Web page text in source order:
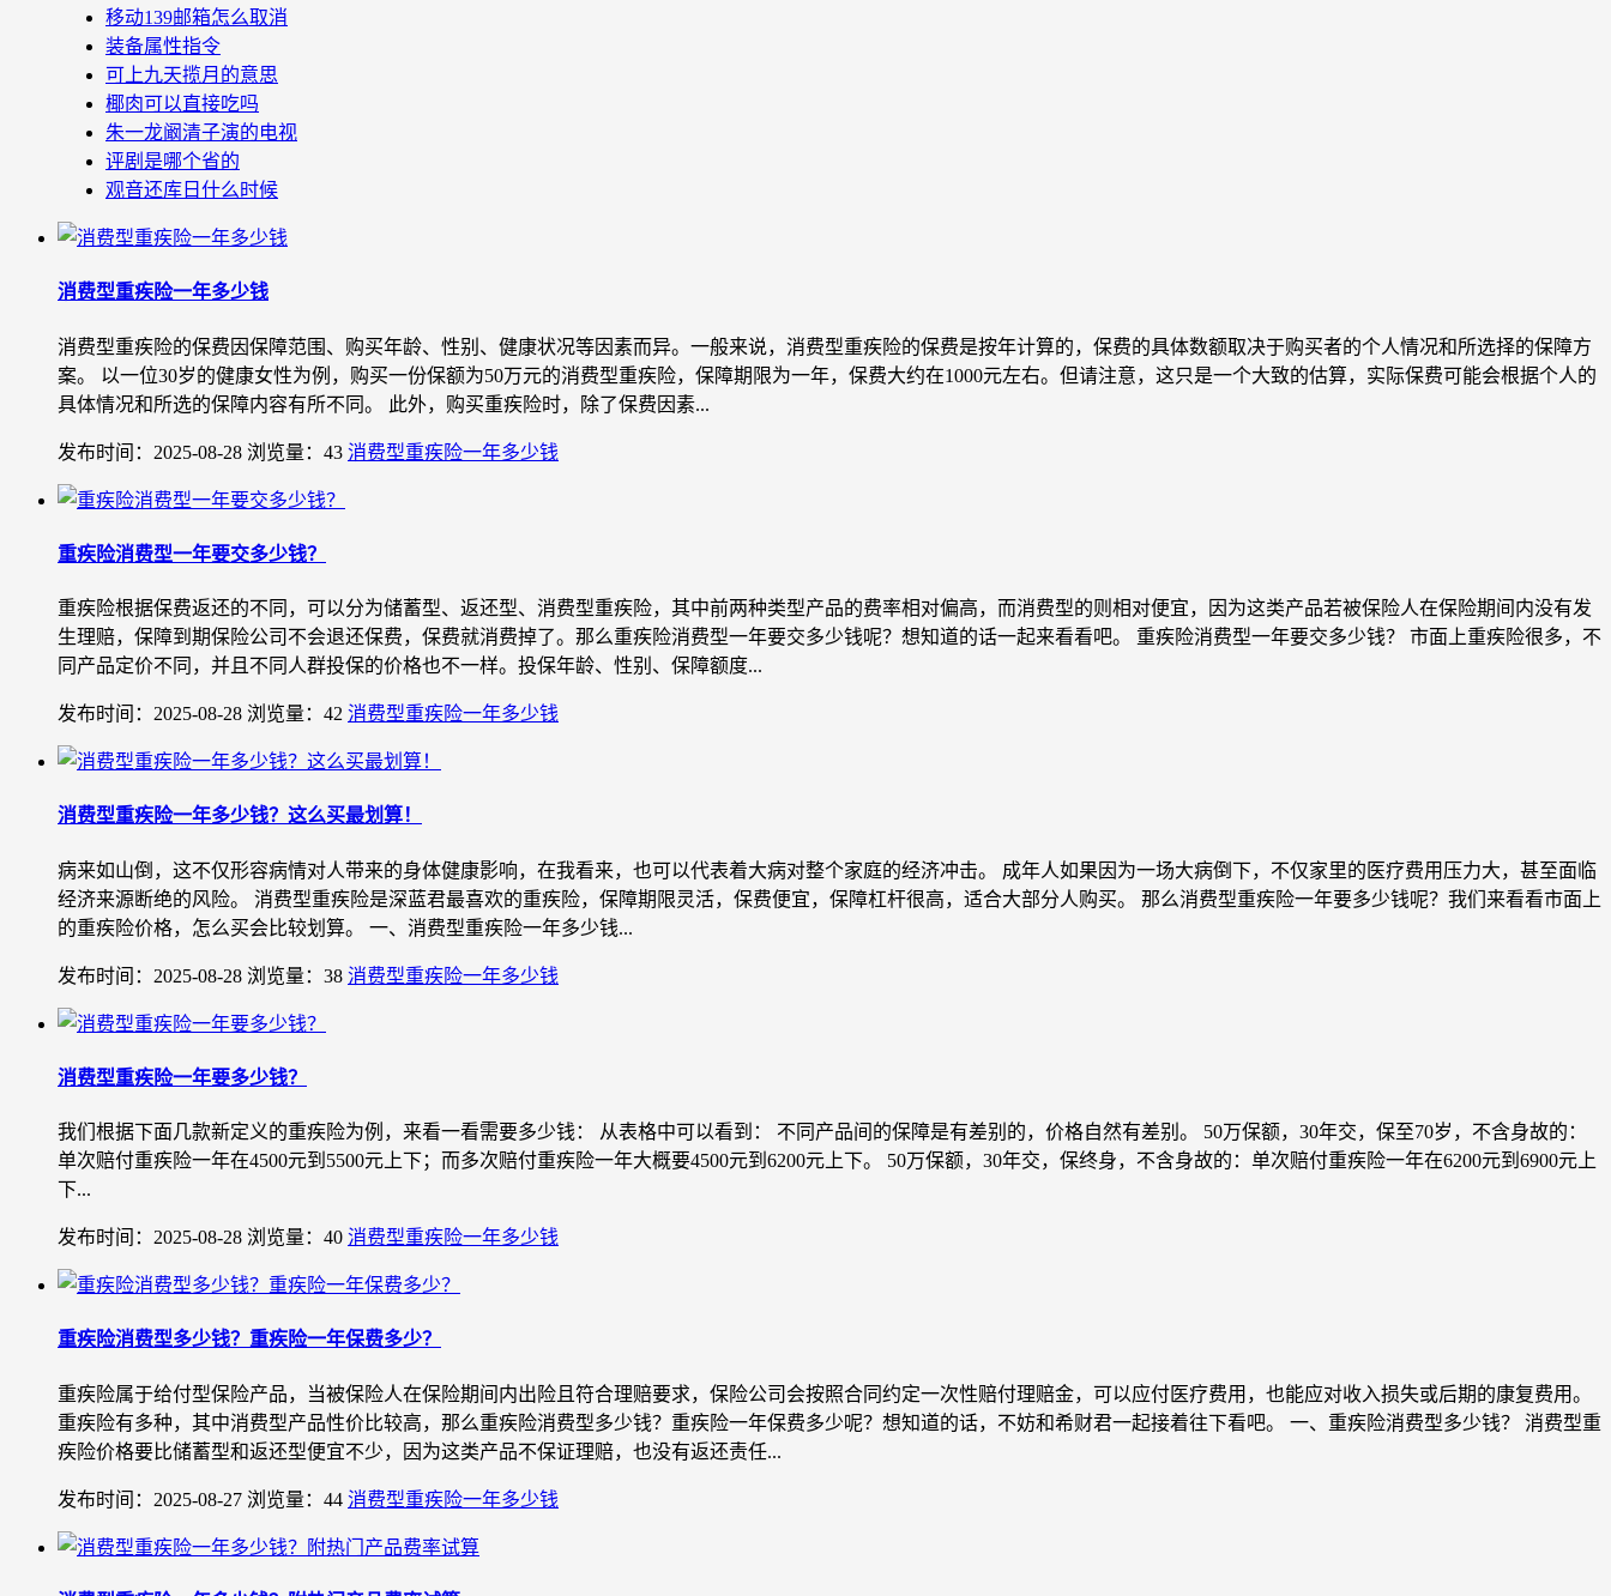
移动139邮箱怎么取消
装备属性指令
可上九天揽月的意思
椰肉可以直接吃吗
朱一龙阚清子演的电视
评剧是哪个省的
观音还库日什么时候
消费型重疾险一年多少钱
消费型重疾险的保费因保障范围、购买年龄、性别、健康状况等因素而异。一般来说，消费型重疾险的保费是按年计算的，保费的具体数额取决于购买者的个人情况和所选择的保障方
案。 以一位30岁的健康女性为例，购买一份保额为50万元的消费型重疾险，保障期限为一年，保费大约在1000元左右。但请注意，这只是一个大致的估算，实际保费可能会根据个人的
具体情况和所选的保障内容有所不同。 此外，购买重疾险时，除了保费因素...
发布时间：2025-08-28 浏览量：43 消费型重疾险一年多少钱
重疾险消费型一年要交多少钱？
重疾险根据保费返还的不同，可以分为储蓄型、返还型、消费型重疾险，其中前两种类型产品的费率相对偏高，而消费型的则相对便宜，因为这类产品若被保险人在保险期间内没有发
生理赔，保障到期保险公司不会退还保费，保费就消费掉了。那么重疾险消费型一年要交多少钱呢？想知道的话一起来看看吧。 重疾险消费型一年要交多少钱？ 市面上重疾险很多，不
同产品定价不同，并且不同人群投保的价格也不一样。投保年龄、性别、保障额度...
发布时间：2025-08-28 浏览量：42 消费型重疾险一年多少钱
消费型重疾险一年多少钱？这么买最划算！
病来如山倒，这不仅形容病情对人带来的身体健康影响，在我看来，也可以代表着大病对整个家庭的经济冲击。 成年人如果因为一场大病倒下，不仅家里的医疗费用压力大，甚至面临
经济来源断绝的风险。 消费型重疾险是深蓝君最喜欢的重疾险，保障期限灵活，保费便宜，保障杠杆很高，适合大部分人购买。 那么消费型重疾险一年要多少钱呢？我们来看看市面上
的重疾险价格，怎么买会比较划算。 一、消费型重疾险一年多少钱...
发布时间：2025-08-28 浏览量：38 消费型重疾险一年多少钱
消费型重疾险一年要多少钱？
我们根据下面几款新定义的重疾险为例，来看一看需要多少钱： 从表格中可以看到： 不同产品间的保障是有差别的，价格自然有差别。 50万保额，30年交，保至70岁，不含身故的：
单次赔付重疾险一年在4500元到5500元上下；而多次赔付重疾险一年大概要4500元到6200元上下。 50万保额，30年交，保终身，不含身故的：单次赔付重疾险一年在6200元到6900元上
下...
发布时间：2025-08-28 浏览量：40 消费型重疾险一年多少钱
重疾险消费型多少钱？重疾险一年保费多少？
重疾险属于给付型保险产品，当被保险人在保险期间内出险且符合理赔要求，保险公司会按照合同约定一次性赔付理赔金，可以应付医疗费用，也能应对收入损失或后期的康复费用。
重疾险有多种，其中消费型产品性价比较高，那么重疾险消费型多少钱？重疾险一年保费多少呢？想知道的话，不妨和希财君一起接着往下看吧。 一、重疾险消费型多少钱？ 消费型重
疾险价格要比储蓄型和返还型便宜不少，因为这类产品不保证理赔，也没有返还责任...
发布时间：2025-08-27 浏览量：44 消费型重疾险一年多少钱